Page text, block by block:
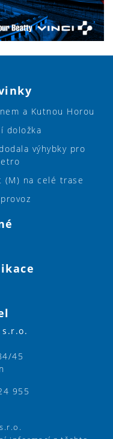
a Kutnou Horou
doložka
výhybky pro
(M) na celé trase
s.r.o.
45
955